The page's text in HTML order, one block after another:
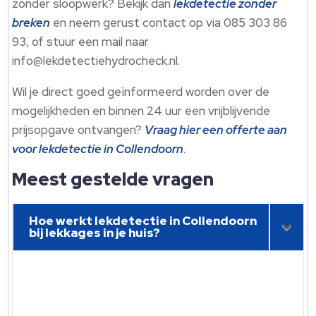
zonder sloopwerk? Bekijk danlekdetectie zonder
breken en neem gerust contact op via 085 303 86
93, of stuur een mail naar
info@lekdetectiehydrocheck.​nl.​
Wil je direct goed geïnformeerd worden over de
mogelijkheden en binnen 24 uur een vrijblijvende
prijsopgave ontvangen? Vraag hier een offerte aan
voor lekdetectie in Collendoorn.​
Meest gestelde vragen
Hoe werkt lekdetectie in Collendoorn
bij lekkages in je huis?